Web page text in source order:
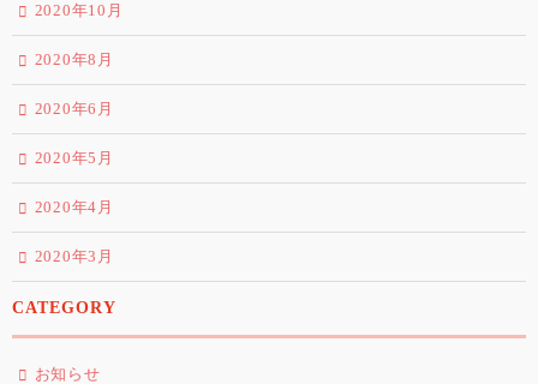
2020年10月
2020年8月
2020年6月
2020年5月
2020年4月
2020年3月
CATEGORY
お知らせ